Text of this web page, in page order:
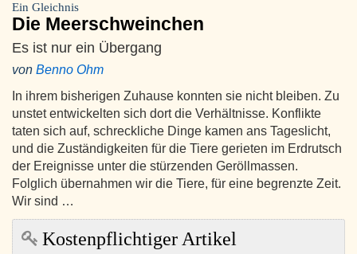
Ein Gleichnis
Die Meerschweinchen
Es ist nur ein Übergang
von Benno Ohm
In ihrem bisherigen Zuhause konnten sie nicht bleiben. Zu
unstet entwickelten sich dort die Verhältnisse. Konflikte
taten sich auf, schreckliche Dinge kamen ans Tageslicht,
und die Zuständigkeiten für die Tiere gerieten im Erdrutsch
der Ereignisse unter die stürzenden Geröllmassen.
Folglich übernahmen wir die Tiere, für eine begrenzte Zeit.
Wir sind …
Kostenpflichtiger Artikel